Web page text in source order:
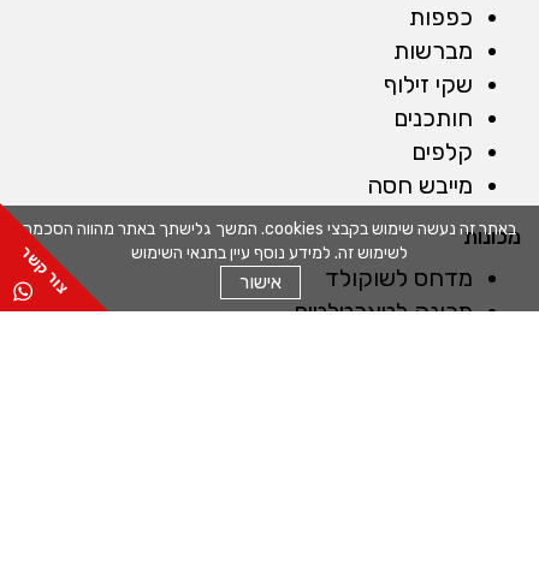
באתר זה נעשה שימוש בקבצי cookies. המשך גלישתך באתר מהווה הסכמה
לשימוש זה. למידע נוסף עיין בתנאי השימוש
אישור
כפפות
מברשות
שקי זילוף
חותכנים
קלפים
מייבש חסה
מכונות
מדחס לשוקולד
מכונה לטארטלטים